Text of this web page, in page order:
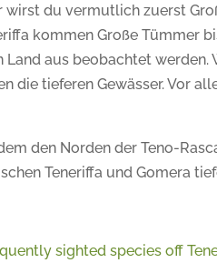
du vermutlich zuerst
kommen Große Tümmer
aus beobachtet
die tieferen Gewässer. Vor
den Norden der Teno-
Teneriffa und Gomera